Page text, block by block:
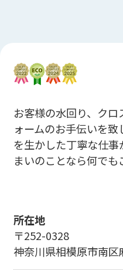
お客様の水回り、ク
ォームのお手伝いを
を生かした丁寧な仕事
まいのことなら何でも
所在地
〒252-0328
神奈川県相模原市南